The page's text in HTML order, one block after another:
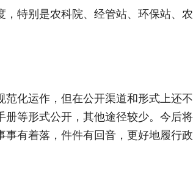
别是农科院、经管站、环保站、
运作，但在公开渠道和形式上还不
等形式公开，其他途径较少。今后
有着落，件件有回音，更好地履行